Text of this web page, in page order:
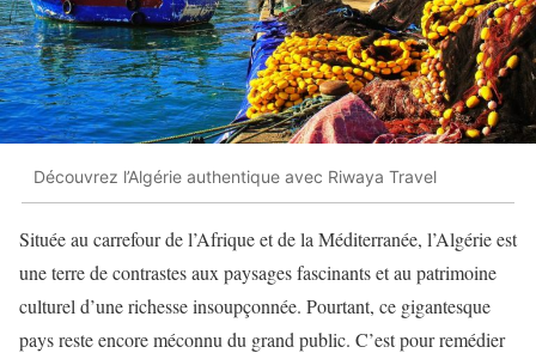
Découvrez l’Algérie authentique avec Riwaya Travel
Située au carrefour de l’Afrique et de la Méditerranée, l’Algérie est
une terre de contrastes aux paysages fascinants et au patrimoine
culturel d’une richesse insoupçonnée. Pourtant, ce gigantesque
pays reste encore méconnu du grand public. C’est pour remédier